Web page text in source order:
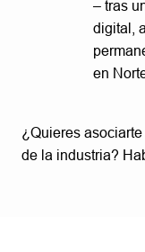
– tras
digital,
en
¿Quieres
de la industria?